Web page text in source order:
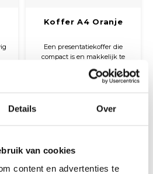
Details Over
van cookies
content en advertenties te
Koffer A4 Oranje
Een presentatiekoffer die
compact is en makkelijk te
karton met handvat en zwart
kunststoffen clip sluiting.
€7,10
Incl. btw)